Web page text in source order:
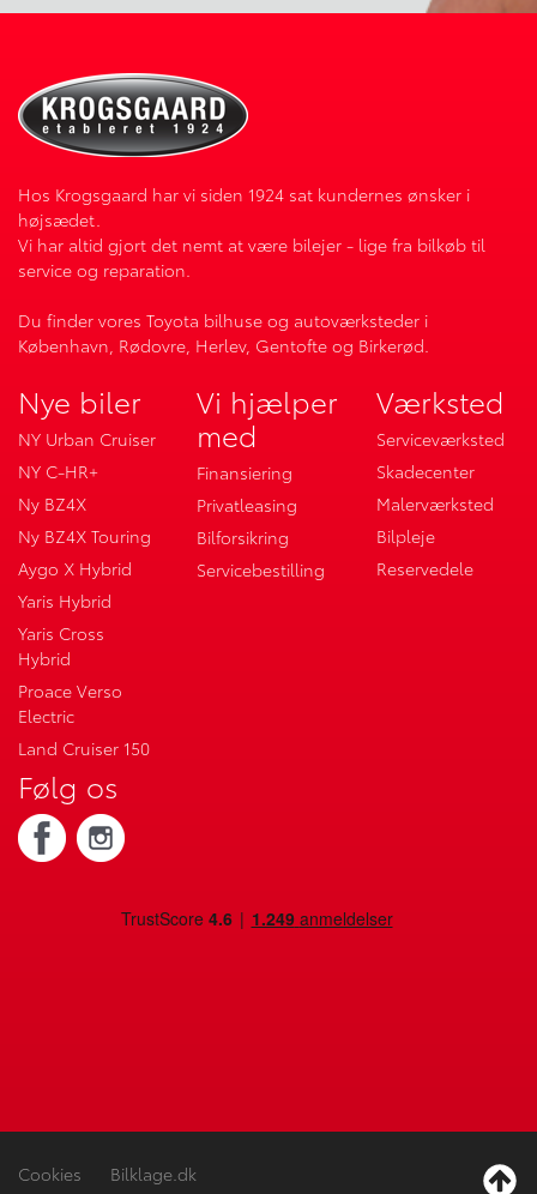
Hos Krogsgaard har vi siden 1924 sat kundernes ønsker i
højsædet.
Vi har altid gjort det nemt at være bilejer - lige fra bilkøb til
service og reparation.
Du finder vores Toyota bilhuse og autoværksteder i
København, Rødovre, Herlev, Gentofte og Birkerød.
Nye biler
NY Urban Cruiser
NY C-HR+
Ny BZ4X
Ny BZ4X Touring
Aygo X Hybrid
Yaris Hybrid
Yaris Cross
Hybrid
Proace Verso
Electric
Land Cruiser 150
Vi hjælper
med
Finansiering
Privatleasing
Bilforsikring
Servicebestilling
Værksted
Serviceværksted
Skadecenter
Malerværksted
Bilpleje
Reservedele
Følg os
Cookies Bilklage.dk